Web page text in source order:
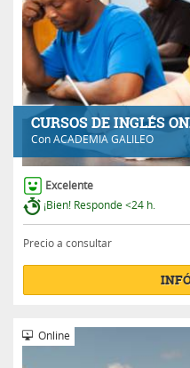
CURSOS DE INGLÉS
ConACADEMIA GALILEO
Excelente
¡Bien! Responde <24 h.
Precio a consultar
Online